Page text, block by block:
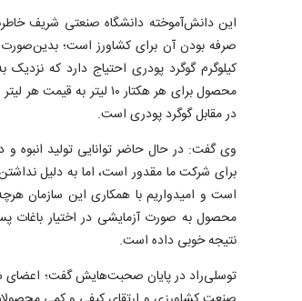
این دانش‌آموخته‌ دانشگاه صنعتی شریف
در مقابل گوگرد پودری است.
وی گفت: در حال حاضر توانایی تولید انبوه
برای شرکت ما مقدور است، اما به دلیل
است و امیدواریم با همکاری این سازمان هرچه
محصول به صورت آزمایشی در اختیار باغات
نتیجه خوبی داده است.